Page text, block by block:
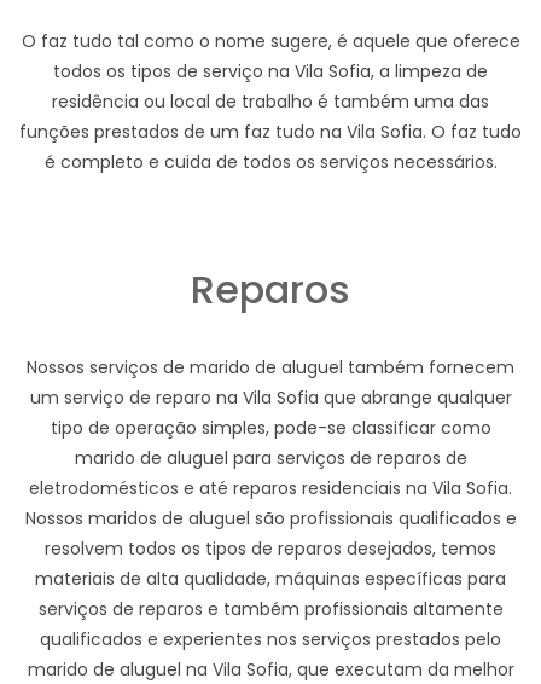
O faz tudo tal como o nome sugere, é aquele que oferece
todos os tipos de serviço na Vila Sofia, a limpeza de
residência ou local de trabalho é também uma das
funções prestados de um faz tudo na Vila Sofia. O faz tudo
é completo e cuida de todos os serviços necessários.
Reparos
Nossos serviços de marido de aluguel também fornecem
um serviço de reparo na Vila Sofia que abrange qualquer
tipo de operação simples, pode-se classificar como
marido de aluguel para serviços de reparos de
eletrodomésticos e até reparos residenciais na Vila Sofia.
Nossos maridos de aluguel são profissionais qualificados e
resolvem todos os tipos de reparos desejados, temos
materiais de alta qualidade, máquinas específicas para
serviços de reparos e também profissionais altamente
qualificados e experientes nos serviços prestados pelo
marido de aluguel na Vila Sofia, que executam da melhor